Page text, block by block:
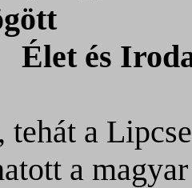
tehát a
a